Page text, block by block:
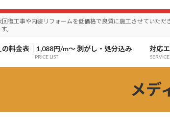
復工事や内装リフォームを低価格で良質に施工させていた
。
の料金表｜1,088円/m〜 剥がし・処分込み
PRICE LIST
対応
メデ